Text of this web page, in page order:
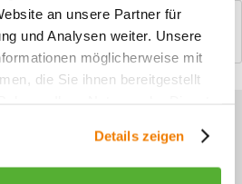
an unsere Partner für
und Analysen weiter. Unsere
möglicherweise mit
die Sie ihnen bereitgestellt
Details zeigen
und diskutieren...mehr
zu unseren